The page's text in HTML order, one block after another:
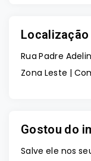
Localização
Rua Padre
Zona Leste |
Gostou do
Salve ele nos